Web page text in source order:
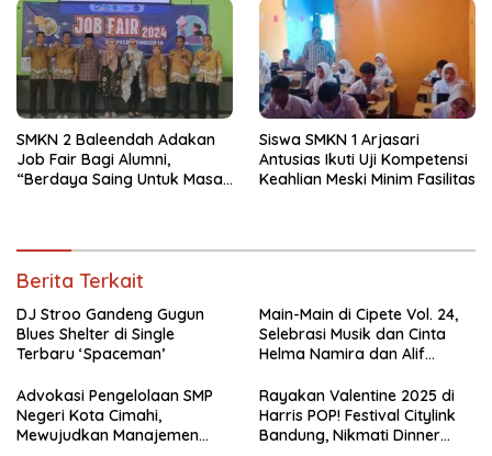
SMKN 2 Baleendah Adakan
Job Fair Bagi Alumni,
“Berdaya Saing Untuk Masa
Siswa SMKN 1 Arjasari
Antusias Ikuti Uji Kompetensi
Keahlian Meski Minim Fasilitas
Berita Terkait
DJ Stroo Gandeng Gugun
Blues Shelter di Single
Terbaru ‘Spaceman’
Main-Main di Cipete Vol. 24,
Selebrasi Musik dan Cinta
Helma Namira dan Alif
Advokasi Pengelolaan SMP
Negeri Kota Cimahi,
Mewujudkan Manajemen
Rayakan Valentine 2025 di
Harris POP! Festival Citylink
Bandung, Nikmati Dinner